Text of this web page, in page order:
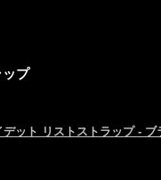
プ
デット リストストラップ - ブ